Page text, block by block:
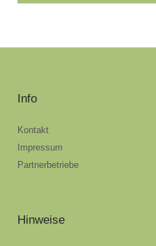
Info
Kontakt
Impressum
Partnerbetriebe
Hinweise